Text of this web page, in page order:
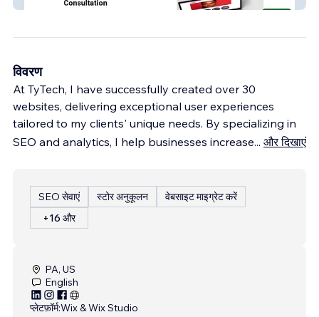
विवरण
At TyTech, I have successfully created over 30
websites, delivering exceptional user experiences
tailored to my clients' unique needs. By specializing in
SEO and analytics, I help businesses increase... और दिखाएं
SEO सेवाएं स्टोर अनुकूलन
वेबसाइट माइग्रेट करें
+16 और
PA, US
English
प्लेटफ़ॉर्म:Wix & Wix Studio